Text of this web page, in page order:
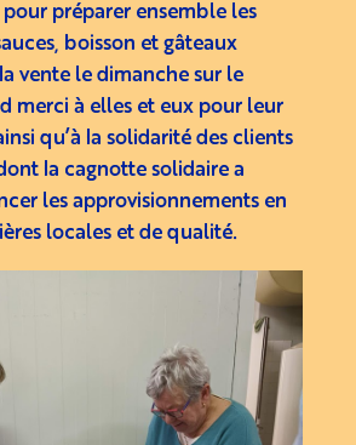
préparer ensemble les
boisson et gâteaux
vente le dimanche sur le
merci à elles et eux pour leur
qu’à la solidarité des clients
la cagnotte solidaire a
les approvisionnements en
locales et de qualité.